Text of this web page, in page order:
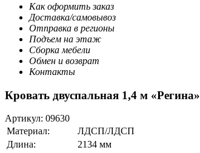
Как оформить заказ
Доставка/самовывоз
Отправка в регионы
Подъем на этаж
Сборка мебели
Обмен и возврат
Контакты
Кровать двуспальная 1,4 м «Регина»
Артикул: 09630
Материал:
ЛДСП/ЛДСП
Длина:
2134 мм